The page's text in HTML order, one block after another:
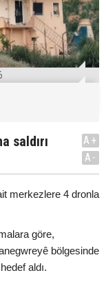
saldırı
A+
A-
merkezlere 4 dronla
göre,
bölgesinde
aldı.